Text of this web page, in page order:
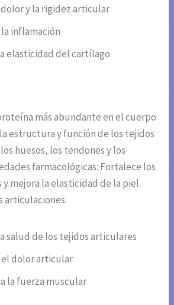
y la rigidez articular
inflamación
elasticidad del cartílago
más abundante en el cuerpo
estructura y función de los tejidos
huesos, los tendones y los
farmacológicas: Fortalece los
mejora la elasticidad de la piel.
articulaciones:
salud de los tejidos articulares
el dolor articular
la fuerza muscular